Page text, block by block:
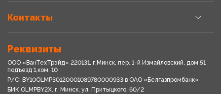
Контакты
Реквизиты
ООО «ВанТехТрэйд» 220131, г.Минск, пер. 1-й Измайловский, дом 51
подъезд 1,ком. 10
Р/С: BY10OLMP30120001089780000933 в OАО «Белгазпромбанк»
БИК OLMPBY2X. г. Минск, ул. Притыцкого, 60/2